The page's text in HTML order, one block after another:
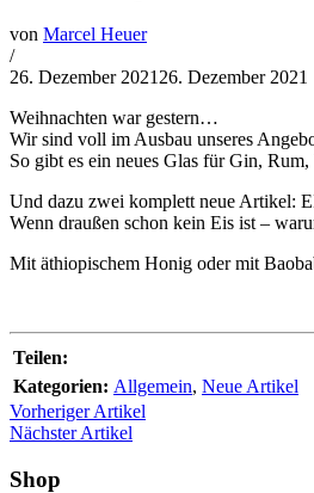
von Marcel Heuer
/
26. Dezember 2021 26. Dezember 2021
Weihnachten war gestern…
Wir sind voll im Ausbau unseres
So gibt es ein neues Glas für Gin,
Und dazu zwei komplett neue Artikel:
Wenn draußen schon kein Eis ist –
Mit äthiopischem Honig oder mit
Teilen:
Kategorien: Allgemein, Neue Artikel
Vorheriger Artikel
Nächster Artikel
Shop